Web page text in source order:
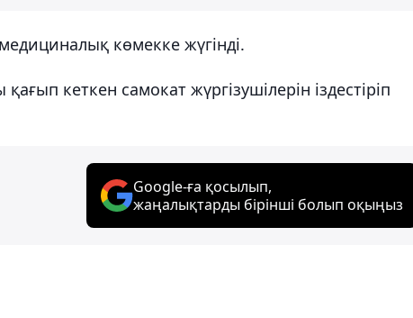
көмекке жүгінді.
кеткен самокат жүргізушілерін іздестіріп
Google-ға қосылып,
жаңалықтарды бірінші болып оқыңыз